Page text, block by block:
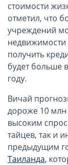
Счёт и карта в
Гражданство
Гражданство
Европейские и
Английские
Ирландские
Ирландские
Компании в
Компании на
Канадские
стоимости
отметил, что
учреждений
получить
будет больше
году.
Вичай
дороже 10 млн
высоким
тайцев, так и
предыдущим
Таиланда,